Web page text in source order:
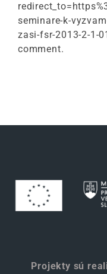
seminare-k-
zasi-fsr-2013-2-1-
comment.
Projekty sú